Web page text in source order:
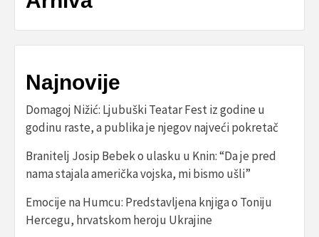
Najnovije
Domagoj Nižić: Ljubuški Teatar Fest iz godine u
godinu raste, a publika je njegov najveći pokretač
Branitelj Josip Bebek o ulasku u Knin: “Da je pred
nama stajala američka vojska, mi bismo ušli”
Emocije na Humcu: Predstavljena knjiga o Toniju
Hercegu, hrvatskom heroju Ukrajine